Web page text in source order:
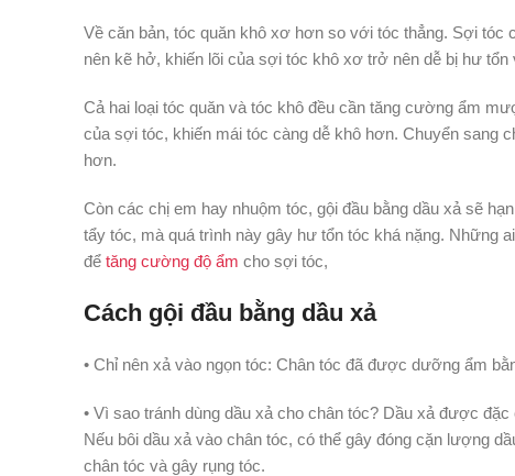
Về căn bản, tóc quăn khô xơ hơn so với tóc thẳng. Sợi tóc
nên kẽ hở, khiến lõi của sợi tóc khô xơ trở nên dễ bị hư tổn
Cả hai loại tóc quăn và tóc khô đều cần tăng cường ẩm
của sợi tóc, khiến mái tóc càng dễ khô hơn. Chuyển sang
hơn.
Còn các chị em hay nhuộm tóc, gội đầu bằng dầu xả sẽ
tẩy tóc, mà quá trình này gây hư tổn tóc khá nặng. Những
để tăng cường độ ẩm cho sợi tóc,
Cách gội đầu bằng dầu xả
• Chỉ nên xả vào ngọn tóc: Chân tóc đã được dưỡng ẩm
• Vì sao tránh dùng dầu xả cho chân tóc? Dầu xả được
Nếu bôi dầu xả vào chân tóc, có thể gây đóng cặn lượng
chân tóc và gây rụng tóc.